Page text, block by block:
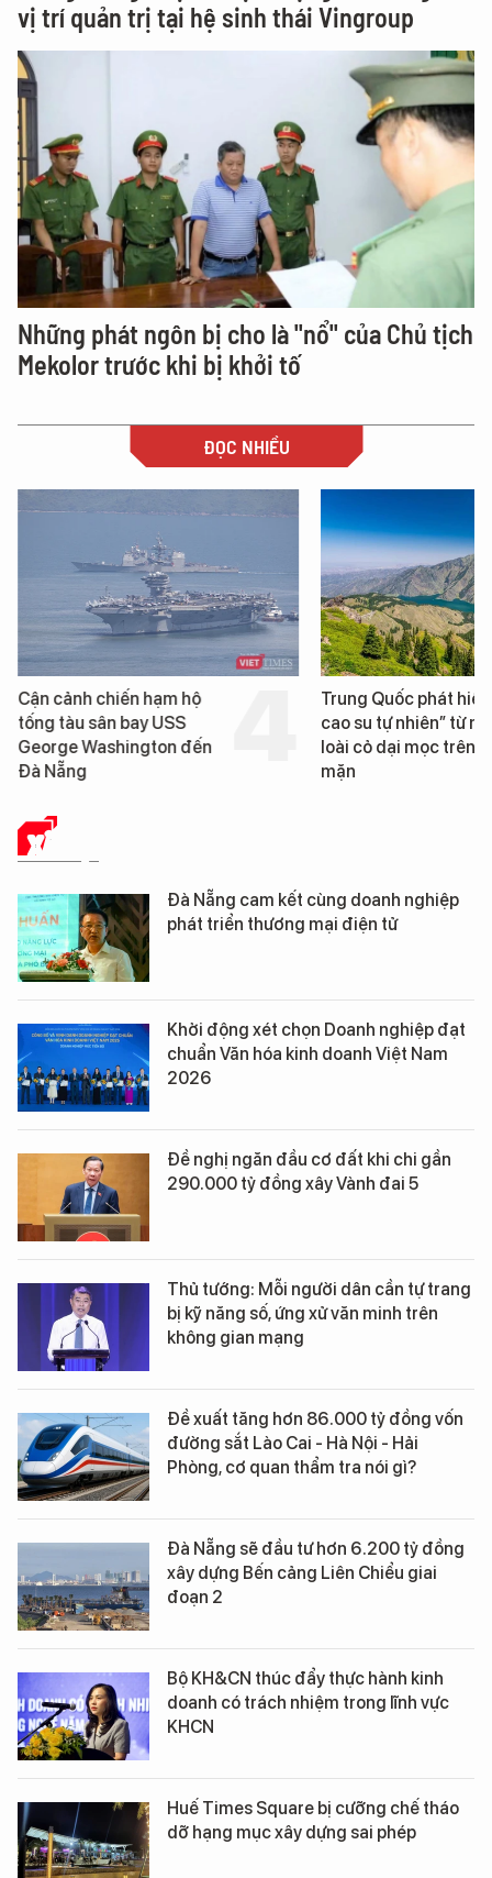
vị trí quản trị tại hệ sinh thái Vingroup
Những phát ngôn bị cho là "nổ" của Chủ tịch
Mekolor trước khi bị khởi tố
ĐỌC NHIỀU
hạm hộ
bay USS
đến
Trung Quốc phát hiện “mỏ
cao su tự nhiên” từ một
loài cỏ dại mọc trên đất
XÃ HỘI
Đà Nẵng cam kết cùng doanh nghiệp
phát triển thương mại điện tử
Khởi động xét chọn Doanh nghiệp đạt
chuẩn Văn hóa kinh doanh Việt Nam
2026
Đề nghị ngăn đầu cơ đất khi chi gần
290.000 tỷ đồng xây Vành đai 5
Thủ tướng: Mỗi người dân cần tự trang
bị kỹ năng số, ứng xử văn minh trên
không gian mạng
Đề xuất tăng hơn 86.000 tỷ đồng vốn
đường sắt Lào Cai - Hà Nội - Hải
Phòng, cơ quan thẩm tra nói gì?
Đà Nẵng sẽ đầu tư hơn 6.200 tỷ đồng
xây dựng Bến cảng Liên Chiểu giai
đoạn 2
Bộ KH&CN thúc đẩy thực hành kinh
doanh có trách nhiệm trong lĩnh vực
KHCN
Huế Times Square bị cưỡng chế tháo
dỡ hạng mục xây dựng sai phép